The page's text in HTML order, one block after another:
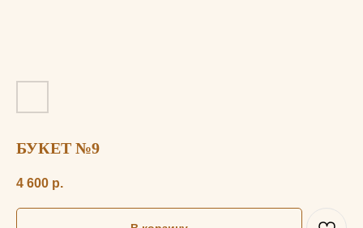
БУКЕТ №9
4 600 р.